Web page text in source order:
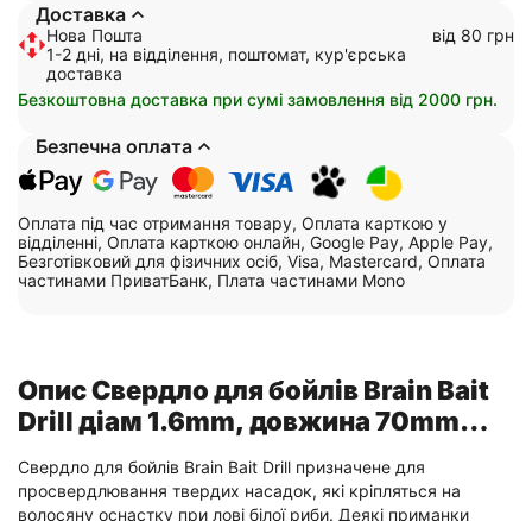
Доставка
Нова Пошта
1-2 дні, на відділення, поштомат, кур'єрська
доставка
від 80 грн
Безкоштовна доставка при сумі замовлення від 2000 грн.
Безпечна оплата
Оплата під час отримання товару, Оплата карткою у
відділенні, Оплата карткою онлайн, Google Pay, Apple Pay,
Безготівковий для фізичних осіб, Visa, Mastercard, Оплата
частинами ПриватБанк, Плата частинами Mono
Опис Свердло для бойлів Brain Bait
Drill діам 1.6mm, довжина 70mm
Свердло для бойлів Brain Bait Drill призначене для
просвердлювання твердих насадок, які кріпляться на
волосяну оснастку при лові білої риби. Деякі приманки